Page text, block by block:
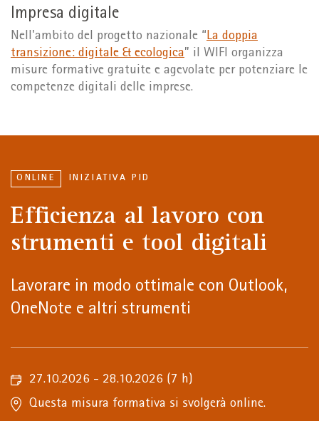
Impresa digitale
Nell'ambito del progetto nazionale “La doppia
transizione: digitale & ecologica” il WIFI organizza
misure formative gratuite e agevolate per potenziare le
competenze digitali delle imprese.
INIZIATIVA PID
ONLINE
Efficienza al lavoro con
strumenti e tool digitali
Lavorare in modo ottimale con Outlook,
OneNote e altri strumenti
27.10.2026 - 28.10.2026 (7 h)
Questa misura formativa si svolgerà online.